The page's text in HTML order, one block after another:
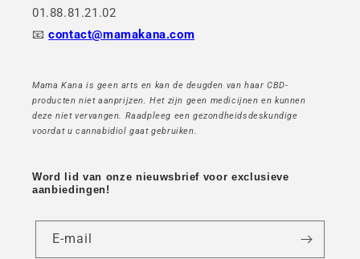
01.88.81.21.02
📧contact@mamakana.com
Mama Kana is geen arts en kan de deugden van haar CBD-
producten niet aanprijzen. Het zijn geen medicijnen en kunnen
deze niet vervangen. Raadpleeg een gezondheidsdeskundige
voordat u cannabidiol gaat gebruiken.
Word lid van onze nieuwsbrief voor exclusieve
aanbiedingen!
E-mail